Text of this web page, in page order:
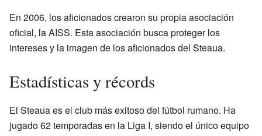
En 2006, los aficionados crearon su propia asociación
oficial, la AISS. Esta asociación busca proteger los
intereses y la imagen de los aficionados del Steaua.
Estadísticas y récords
El Steaua es el club más exitoso del fútbol rumano. Ha
jugado 62 temporadas en la Liga I, siendo el único equipo